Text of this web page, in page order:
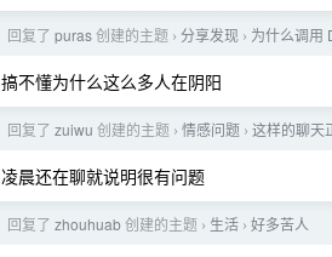
回复了 puras创建的主题 › 分享发现 › 为什么调用
搞不懂为什么这么多人在阴阳
回复了 zuiwu 创建的主题 › 情感问题 › 这样的聊天
凌晨还在聊就说明很有问题
回复了 zhouhuab创建的主题 › 生活 › 好多苦人